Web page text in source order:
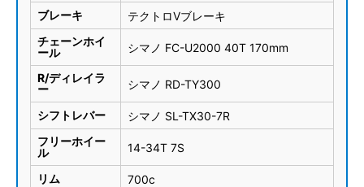
ブレーキ
テクトロVブレーキ
チェーンホイ
ール
シマノ FC-U2000 40T 170mm
R/ディレイラ
ー
シマノ RD-TY300
シフトレバー
シマノ SL-TX30-7R
フリーホイー
ル
14-34T 7S
リム
700c